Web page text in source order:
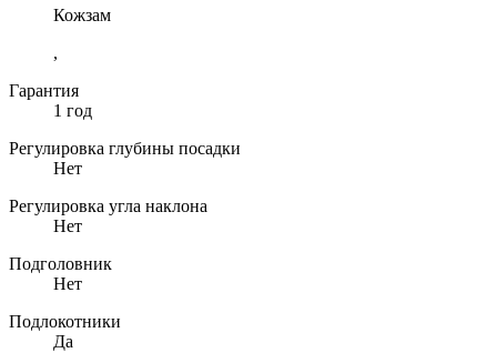
Кожзам
,
Гарантия
1 год
Регулировка глубины посадки
Нет
Регулировка угла наклона
Нет
Подголовник
Нет
Подлокотники
Да